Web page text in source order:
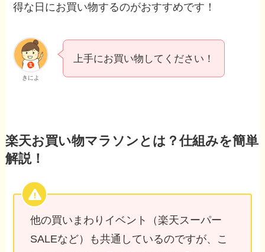
得な日にお買い物するのがおすすめです！
きによ
上手にお買い物してください！
楽天お買い物マラソンとは？仕組みを簡単
解説！
他の買いまわりイベント（楽天スーパー
SALEなど）も共通しているのですが、こ